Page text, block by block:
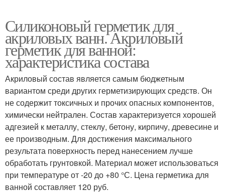
Силиконовый герметик для
акриловых ванн. Акриловый
герметик для ванной:
характеристика состава
Акриловый состав является самым бюджетным
вариантом среди других герметизирующих средств. Он
не содержит токсичных и прочих опасных компонентов,
химически нейтрален. Состав характеризуется хорошей
адгезией к металлу, стеклу, бетону, кирпичу, древесине и
ее производным. Для достижения максимального
результата поверхность перед нанесением лучше
обработать грунтовкой. Материал может использоваться
при температуре от -20 до +80 °С. Цена герметика для
ванной составляет 120 руб.